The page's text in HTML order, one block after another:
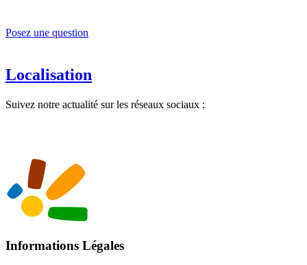
Posez une question
Localisation
Suivez notre actualité sur les réseaux sociaux :
Informations Légales